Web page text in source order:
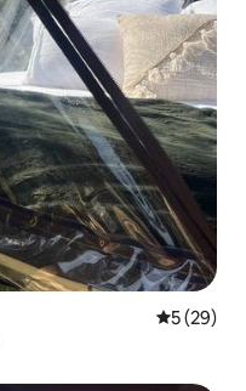
Vlerësimi
5 (29)